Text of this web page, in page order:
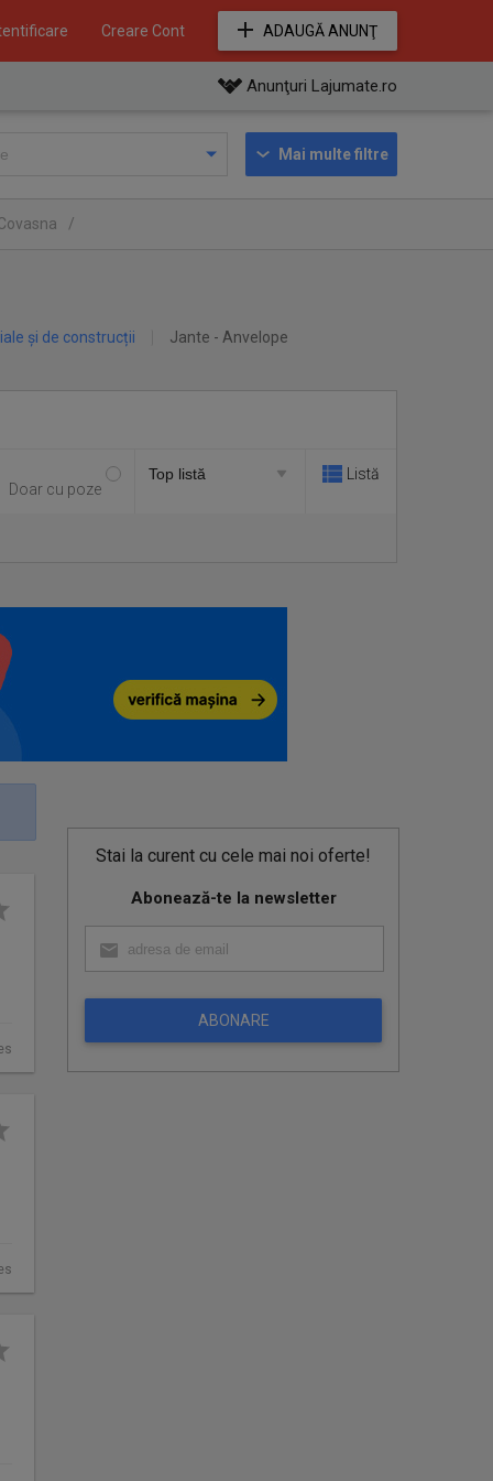
Creare Cont ADAUGĂ ANUNŢ
Anunţuri Lajumate.ro
Mai multe filtre
/
și de construcții Jante - Anvelope
Doar cu poze
Listă
Stai la curent cu cele mai noi oferte!
Abonează-te la newsletter
ABONARE